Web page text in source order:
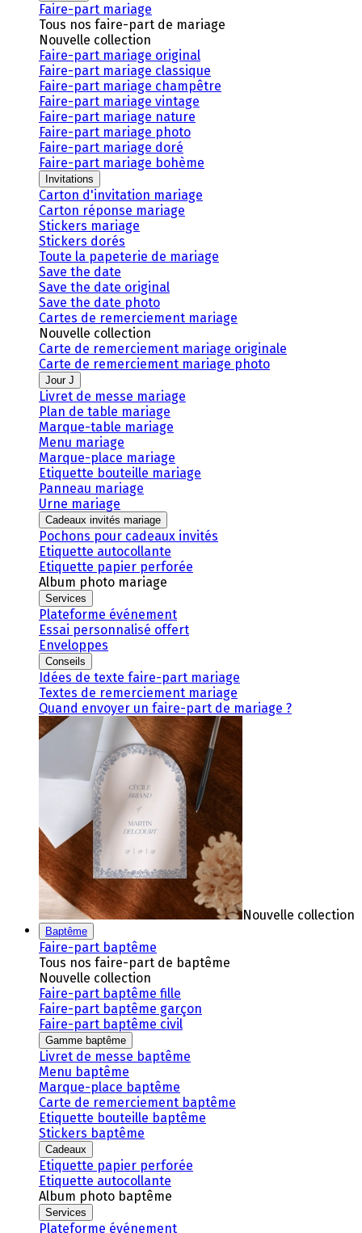
Faire-part mariage
Tous nos faire-part de mariage
Nouvelle collection
Faire-part mariage original
Faire-part mariage classique
Faire-part mariage champêtre
Faire-part mariage vintage
Faire-part mariage nature
Faire-part mariage photo
Faire-part mariage doré
Faire-part mariage bohème
Invitations
Carton d'invitation mariage
Carton réponse mariage
Stickers mariage
Stickers dorés
Toute la papeterie de mariage
Save the date
Save the date original
Save the date photo
Cartes de remerciement mariage
Nouvelle collection
Carte de remerciement mariage originale
Carte de remerciement mariage photo
Jour J
Livret de messe mariage
Plan de table mariage
Marque-table mariage
Menu mariage
Marque-place mariage
Etiquette bouteille mariage
Panneau mariage
Urne mariage
Cadeaux invités mariage
Pochons pour cadeaux invités
Etiquette autocollante
Etiquette papier perforée
Album photo mariage
Services
Plateforme événement
Essai personnalisé offert
Enveloppes
Conseils
Idées de texte faire-part mariage
Textes de remerciement mariage
Quand envoyer un faire-part de mariage ?
Nouvelle collection
Baptême
Faire-part baptême
Tous nos faire-part de baptême
Nouvelle collection
Faire-part baptême fille
Faire-part baptême garçon
Faire-part baptême civil
Gamme baptême
Livret de messe baptême
Menu baptême
Marque-place baptême
Carte de remerciement baptême
Etiquette bouteille baptême
Stickers baptême
Cadeaux
Etiquette papier perforée
Etiquette autocollante
Album photo baptême
Services
Plateforme événement